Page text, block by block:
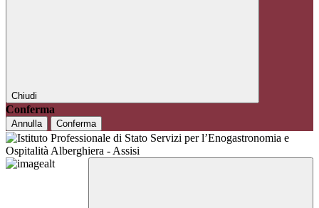
Chiudi
Conferma
Annulla Conferma